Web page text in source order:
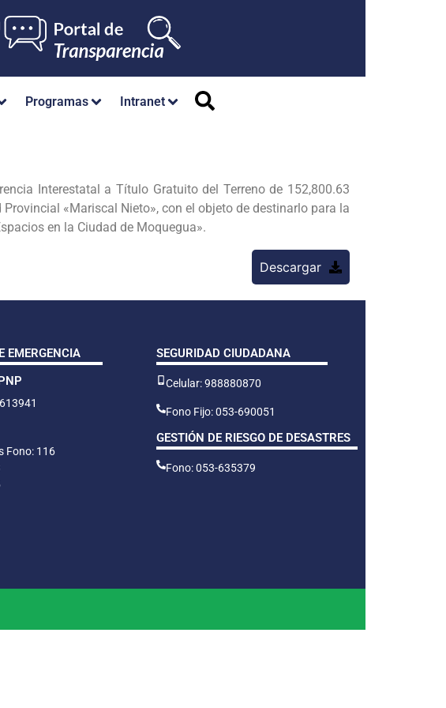
Programas Intranet
Interestatal a Título Gratuito del Terreno de 152,800.63
«Mariscal Nieto», con el objeto de destinarlo para la
en la Ciudad de Moquegua».
Descargar
EMERGENCIA
Fono: 116
SEGURIDAD CIUDADANA
Celular: 988880870
Fono Fijo: 053-690051
GESTIÓN DE RIESGO DE DESASTRES
Fono: 053-635379